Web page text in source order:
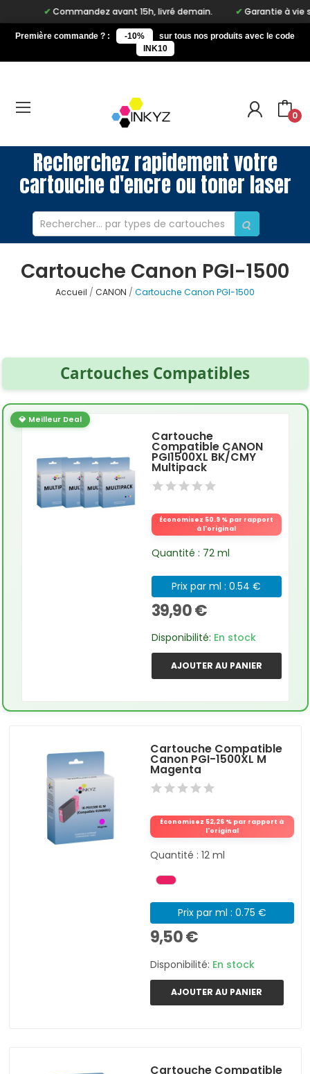
Commandez avant 15h, livré demain. Garantie à vie sur
Première commande ? : -10%
sur tous nos produits avec le code
INK10
0
Recherchez rapidement votre
cartouche d'encre ou toner laser
Cartouche Canon PGI-1500
Accueil CANON Cartouche Canon PGI-1500
Cartouches Compatibles
💎 Meilleur Deal
Cartouche
Compatible CANON
PGI1500XL BK/CMY
Multipack
Économisez 50.9 % par rapport
à l'original
Quantité : 72 ml
Prix par ml : 0.54 €
39,90 €
Disponibilité: En stock
AJOUTER AU PANIER
Cartouche Compatible
Canon PGI-1500XL M
Magenta
Économisez 52,26 % par rapport à
l'original
Quantité : 12 ml
Prix par ml : 0.75 €
9,50 €
Disponibilité: En stock
AJOUTER AU PANIER
Cartouche Compatible